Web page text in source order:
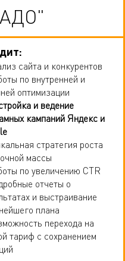
сайта и конкурентов
по внутренней и
оптимизации
и ведение
кампаний Яндекс и
стратегия роста
массы
по увеличению CTR
отчеты о
и выстраивание
плана
перехода на
тариф с сохранением